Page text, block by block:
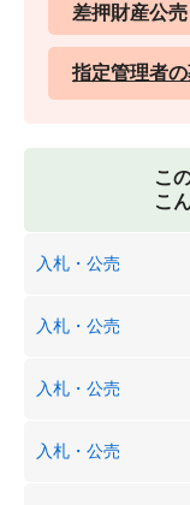
差押財産公売
指定管理者
こ
こ
入札・公売
入札・公売
入札・公売
入札・公売